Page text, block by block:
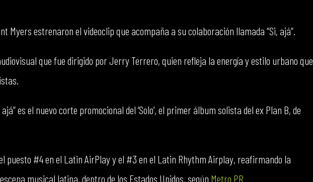
Myers estrenaron el videoclip que acompaña a su colaboración llamada “Si, ajá”.
que fue dirigido por Jerry Terrero, quien refleja la energía y estilo urbano que
es el nuevo corte promocional del ‘Solo’, el primer álbum solista del ex Plan B, de
puesto #4 en el Latin AirPlay y el #3 en el Latin Rhythm Airplay, reafirmando la
musical latina, dentro de los Estados Unidos, según Metro PR.